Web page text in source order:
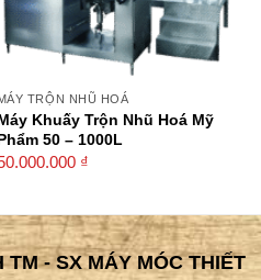
TRỘN NHŨ HOÁ
Khuấy Trộn Nhũ Hoá Mỹ
50 – 1000L
₫
TM - SX MÁY MÓC THIẾT